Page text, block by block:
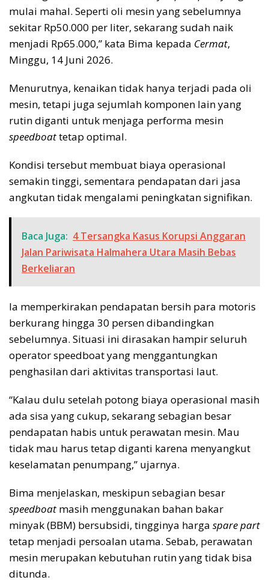
mulai mahal. Seperti oli mesin yang sebelumnya
sekitar Rp50.000 per liter, sekarang sudah naik
menjadi Rp65.000,” kata Bima kepada Cermat,
Minggu, 14 Juni 2026.
Menurutnya, kenaikan tidak hanya terjadi pada oli
mesin, tetapi juga sejumlah komponen lain yang
rutin diganti untuk menjaga performa mesin
speedboattetap optimal.
Kondisi tersebut membuat biaya operasional
semakin tinggi, sementara pendapatan dari jasa
angkutan tidak mengalami peningkatan signifikan.
Baca Juga: 4 Tersangka Kasus Korupsi Anggaran
Jalan Pariwisata Halmahera Utara Masih Bebas
Berkeliaran
Ia memperkirakan pendapatan bersih para motoris
berkurang hingga 30 persen dibandingkan
sebelumnya. Situasi ini dirasakan hampir seluruh
operator speedboat yang menggantungkan
penghasilan dari aktivitas transportasi laut.
“Kalau dulu setelah potong biaya operasional masih
ada sisa yang cukup, sekarang sebagian besar
pendapatan habis untuk perawatan mesin. Mau
tidak mau harus tetap diganti karena menyangkut
keselamatan penumpang,” ujarnya.
Bima menjelaskan, meskipun sebagian besar
speedboat masih menggunakan bahan bakar
minyak (BBM) bersubsidi, tingginya harga spare part
tetap menjadi persoalan utama. Sebab, perawatan
mesin merupakan kebutuhan rutin yang tidak bisa
ditunda.